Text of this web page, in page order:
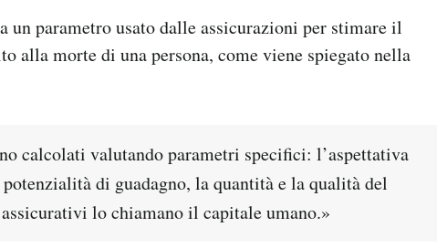
parametro usato dalle assicurazioni per stimare il
alla morte di una persona, come viene spiegato nella
calcolati valutando parametri specifici: l’aspettativa
di guadagno, la quantità e la qualità del
lo chiamano il capitale umano.»